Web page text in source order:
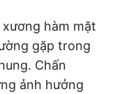
hàm mặt
gặp trong
Chấn
ảnh hưởng